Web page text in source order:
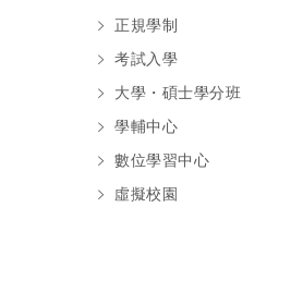
正規學制
考試入學
大學・碩士學分班
學輔中心
數位學習中心
虛擬校園